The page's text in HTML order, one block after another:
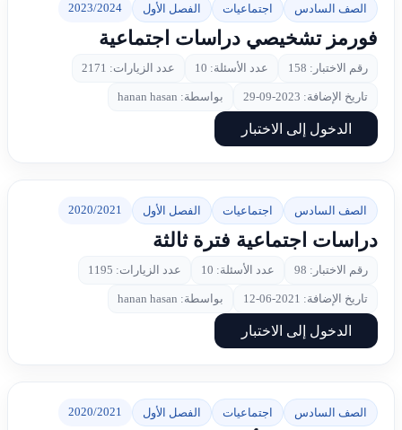
الصف السادس اجتماعيات الفصل الأول 2023/2024
فورمز تشخيصي دراسات اجتماعية
رقم الاختبار: 158 عدد الأسئلة: 10 عدد الزيارات: 2171
تاريخ الإضافة: 2023-09-29 بواسطة: hanan hasan
الدخول إلى الاختبار
الصف السادس اجتماعيات الفصل الأول 2020/2021
دراسات اجتماعية فترة ثالثة
رقم الاختبار: 98 عدد الأسئلة: 10 عدد الزيارات: 1195
تاريخ الإضافة: 2021-06-12 بواسطة: hanan hasan
الدخول إلى الاختبار
الصف السادس اجتماعيات الفصل الأول 2020/2021